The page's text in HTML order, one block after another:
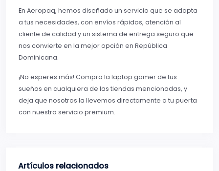
En Aeropaq, hemos diseñado un servicio que se adapta
a tus necesidades, con envíos rápidos, atención al
cliente de calidad y un sistema de entrega seguro que
nos convierte en la mejor opción en República
Dominicana.
¡No esperes más! Compra la laptop gamer de tus
sueños en cualquiera de las tiendas mencionadas, y
deja que nosotros la llevemos directamente a tu puerta
con nuestro servicio premium.
Artículos relacionados